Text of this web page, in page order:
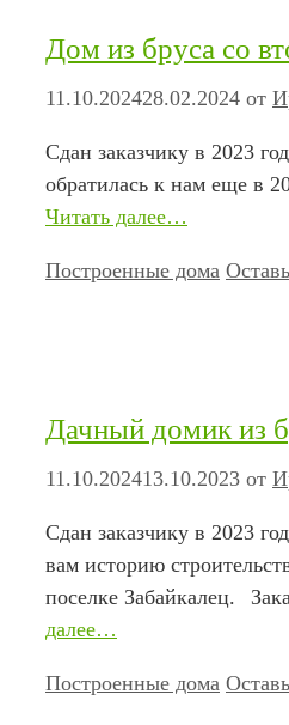
Дом из бруса со
11.10.202428.02.2024 от
Сдан заказчику в 2023
обратилась к нам еще в
Читать далее…
Рубрики
Построенные дома
Дачный домик из
11.10.202413.10.2023 от
Сдан заказчику в 2023
вам историю
поселке
далее…
Рубрики
Построенные дома